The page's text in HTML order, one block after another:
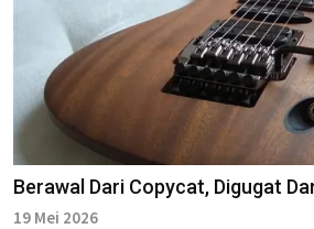
Berawal Dari Copycat, Digugat
19 Mei 2026